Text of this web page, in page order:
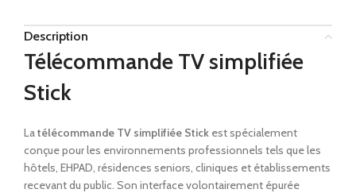
Description
Télécommande TV simplifiée
Stick
Latélécommande TV simplifiée Stick est spécialement
conçue pour les environnements professionnels tels que les
hôtels, EHPAD, résidences seniors, cliniques et établissements
recevant du public. Son interface volontairement épurée